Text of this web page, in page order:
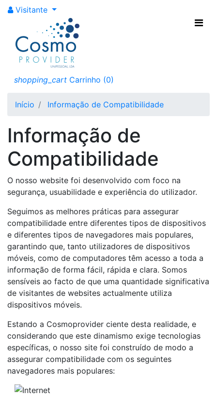
Visitante
shopping_cart Carrinho (0)
Início Informação de Compatibilidade
Compatibilidade
Conheça as
tecnologias para as
quais o nosso site está
Informação de
Compatibilidade
O nosso website foi desenvolvido com foco na
segurança, usuabilidade e experiência do utilizador.
Seguimos as melhores práticas para assegurar
compatibilidade entre diferentes tipos de dispositivos
e diferentes tipos de navegadores mais populares,
garantindo que, tanto utilizadores de dispositivos
móveis, como de computadores têm acesso a toda a
informação de forma fácil, rápida e clara. Somos
sensíveis ao facto de que uma quantidade significativa
de visitantes de websites actualmente utiliza
dispositivos móveis.
Estando a Cosmoprovider ciente desta realidade, e
considerando que este dinamismo exige tecnologias
específicas, o nosso site foi construído de modo a
assegurar compatibilidade com os seguintes
navegadores mais populares: